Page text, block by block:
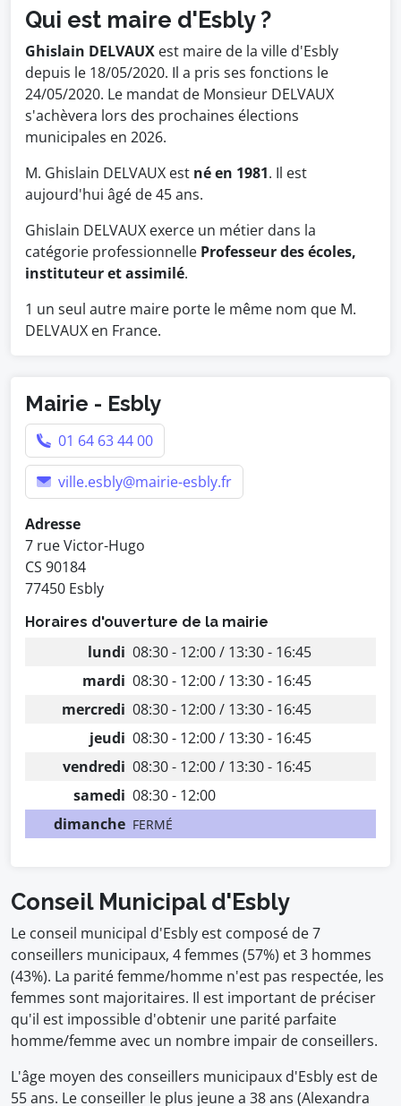
Qui est maire d'Esbly ?
Ghislain DELVAUX est maire de la ville d'Esbly
depuis le 18/05/2020. Il a pris ses fonctions le
24/05/2020. Le mandat de Monsieur DELVAUX
s'achèvera lors des prochaines élections
municipales en 2026.
M. Ghislain DELVAUX est né en 1981. Il est
aujourd'hui âgé de 45 ans.
Ghislain DELVAUX exerce un métier dans la
catégorie professionnelle Professeur des écoles,
instituteur et assimilé.
1 un seul autre maire porte le même nom que M.
DELVAUX en France.
Mairie - Esbly
01 64 63 44 00
ville.esbly@mairie-esbly.fr
Adresse
7 rue Victor-Hugo
CS 90184
77450 Esbly
Horaires d'ouverture de la mairie
lundi 08:30 - 12:00 / 13:30 - 16:45
mardi 08:30 - 12:00 / 13:30 - 16:45
mercredi 08:30 - 12:00 / 13:30 - 16:45
jeudi 08:30 - 12:00 / 13:30 - 16:45
vendredi 08:30 - 12:00 / 13:30 - 16:45
samedi 08:30 - 12:00
dimanche FERMÉ
Conseil Municipal d'Esbly
Le conseil municipal d'Esbly est composé de 7
conseillers municipaux, 4 femmes (57%) et 3 hommes
(43%). La parité femme/homme n'est pas respectée, les
femmes sont majoritaires. Il est important de préciser
qu'il est impossible d'obtenir une parité parfaite
homme/femme avec un nombre impair de conseillers.
L'âge moyen des conseillers municipaux d'Esbly est de
55 ans. Le conseiller le plus jeune a 38 ans (Alexandra